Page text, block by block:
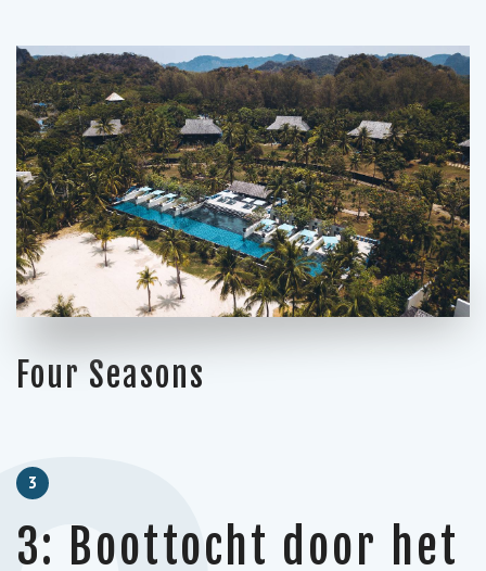
Four Seasons
3
3: Boottocht door het